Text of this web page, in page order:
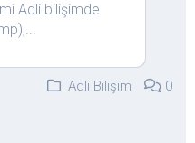
Adli bilişimde
Adli Bilişim
0